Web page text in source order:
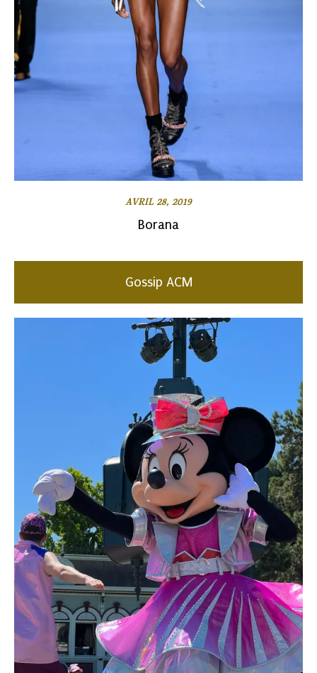
AVRIL 28, 2019
Borana
Gossip ACM